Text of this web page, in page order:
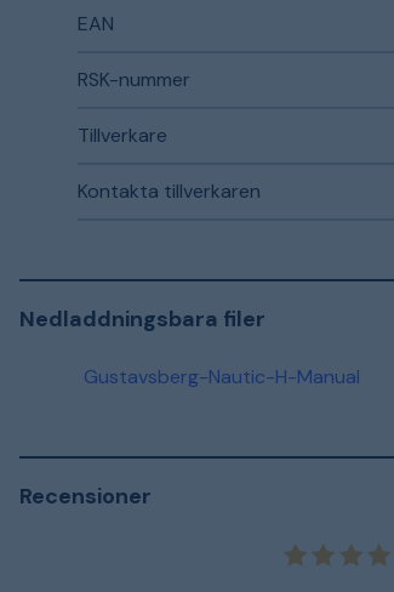
EAN
RSK-nummer
Tillverkare
Kontakta tillverkaren
Nedladdningsbara filer
Gustavsberg-Nautic-H-Manual
Recensioner